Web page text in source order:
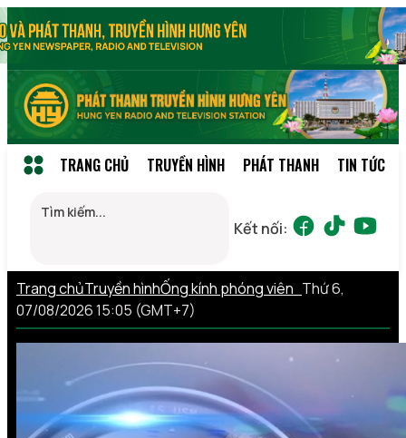
TRANG CHỦ TRUYỀN HÌNH PHÁT THANH TIN TỨC
Kết nối:
Trang chủTruyền hìnhỐng kính phóng viên Thứ 6,
07/08/2026 15:05 (GMT+7)